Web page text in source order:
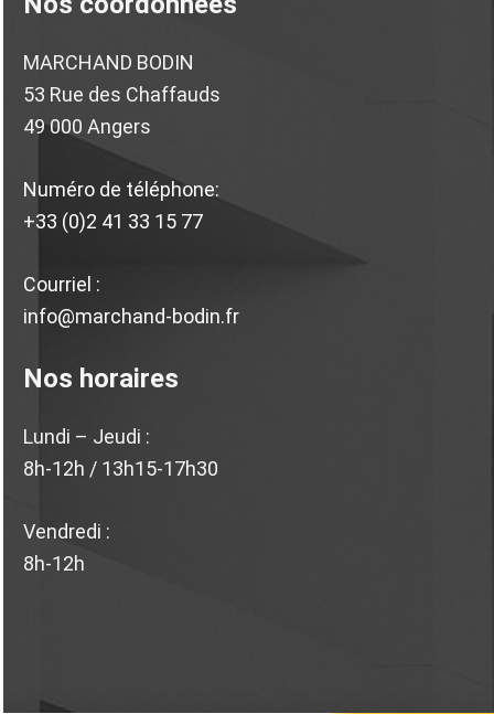
MARCHAND BODIN
53 Rue des Chaffauds
49 000 Angers
Numéro de téléphone:
+33 (0)2 41 33 15 77
Courriel :
info@marchand-bodin.fr
Nos horaires
Lundi – Jeudi :
8h-12h / 13h15-17h30
Vendredi :
8h-12h